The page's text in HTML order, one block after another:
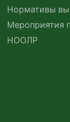
Нормативы
Мероприятия
НООЛР